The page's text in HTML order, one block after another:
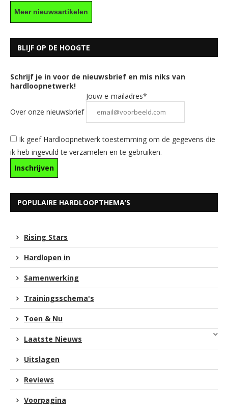
Meer nieuwsartikelen
BLIJF OP DE HOOGTE
Schrijf je in voor de nieuwsbrief en mis niks van
hardloopnetwerk!
Over onze nieuwsbrief
Jouw e-mailadres*
Ik geef Hardloopnetwerk toestemming om de gegevens die
ik heb ingevuld te verzamelen en te gebruiken.
POPULAIRE HARDLOOPTHEMA’S
Rising Stars
Hardlopen in
Samenwerking
Trainingsschema's
Toen & Nu
Laatste Nieuws
Uitslagen
Reviews
Voorpagina